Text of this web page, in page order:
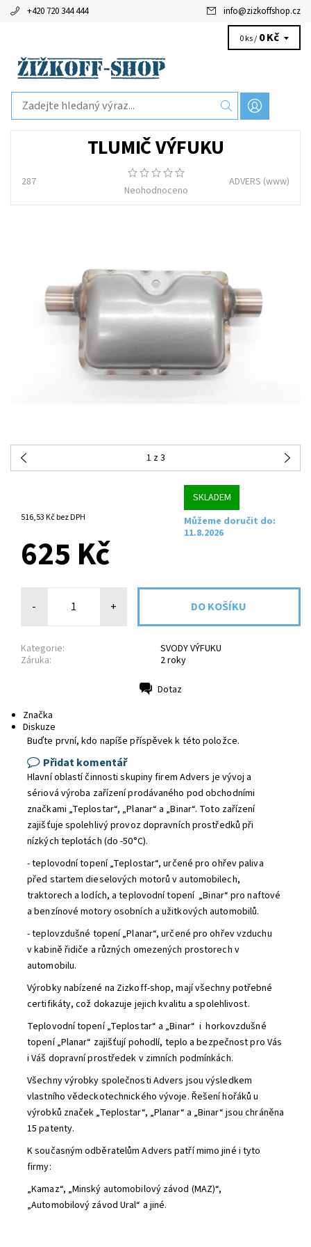
+420 720 344 444 info@zizkoffshop.cz
0 ks / 0 Kč
TLUMIČ VÝFUKU
287
Neohodnoceno
ADVERS (www)
1 z 3
516,53 Kč bez DPH
SKLADEM
Můžeme doručit do:
11.8.2026
625 Kč
- +
Kategorie:
SVODY VÝFUKU
Záruka:
2 roky
Dotaz
Značka
Diskuze
Buďte první, kdo napíše příspěvek k této položce.
Přidat komentář
Hlavní oblastí činnosti skupiny firem Advers je vývoj a
sériová výroba zařízení prodávaného pod obchodními
značkami „Teplostar“, „Planar“ a „Binar“. Toto zařízení
zajišťuje spolehlivý provoz dopravních prostředků při
nízkých teplotách (do -50°С).
- teplovodní topení „Teplostar“, určené pro ohřev paliva
před startem dieselových motorů v automobilech,
traktorech a lodích, a teplovodní topení „Binar“ pro naftové
a benzínové motory osobních a užitkových automobilů.
- teplovzdušné topení „Planar“, určené pro ohřev vzduchu
v kabině řidiče a různých omezených prostorech v
automobilu.
Výrobky nabízené na Zizkoff-shop, mají všechny potřebné
certifikáty, což dokazuje jejich kvalitu a spolehlivost.
Teplovodní topení „Teplostar“ a „Binar“ i horkovzdušné
topení „Planar“ zajišťují pohodlí, teplo a bezpečnost pro Vás
i Váš dopravní prostředek v zimních podmínkách.
Všechny výrobky společnosti Advers jsou výsledkem
vlastního vědeckotechnického vývoje. Řešení hořáků u
výrobků značek „Teplostar“, „Planar“ a „Binar“ jsou chráněna
15 patenty.
K současným odběratelům Advers patří mimo jiné i tyto
firmy:
„Kamaz“, „Minský automobilový závod (MAZ)“,
„Automobilový závod Ural“ a jiné.